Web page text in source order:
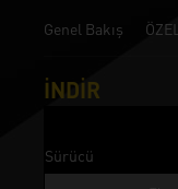
Genel Bakış
İNDİR
Sürücü